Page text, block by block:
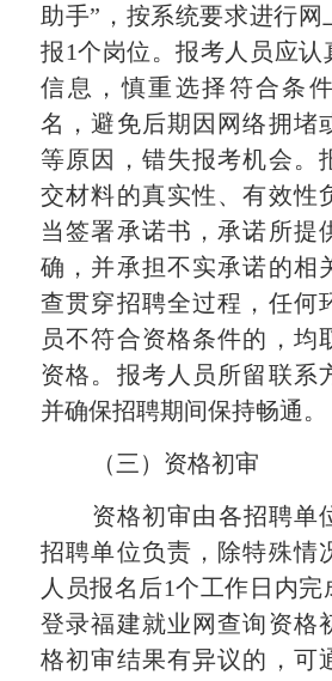
助手”，按系统要求进行网
报1个岗位。报考人员应认
信息，慎重选择符合条
名，避免后期因网络拥堵
等原因，错失报考机会。
交材料的真实性、有效性
当签署承诺书，承诺所提
确，并承担不实承诺的相
查贯穿招聘全过程，任何
员不符合资格条件的，均
资格。报考人员所留联系
并确保招聘期间保持畅通。
（三）资格初审
资格初审由各招聘单
招聘单位负责，除特殊情
人员报名后1个工作日内
登录福建就业网查询资格
格初审结果有异议的，可